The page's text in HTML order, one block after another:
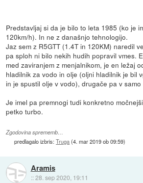
Predstavljaj si da je bilo to leta 1985 (ko je
120km/h). In ne z današnjo tehnologijo.
Jaz sem z R5GTT (1.4T in 120KM) naredil
pa sploh ni bilo nekih hudih popravil vmes.
med zaviranjem z menjalnikom, je en ležaj
hladilnik za vodo in olje (oljni hladilnik je bil
in je spustil olje v vodo), drugače pa v
Je imel pa premnogi tudi konkretno
petko turbo.
Zgodovina sprememb…
predlagalo izbris:Truga(4. mar 2019 ob 09:59)
Aramis
::28. sep 2020, 19:11